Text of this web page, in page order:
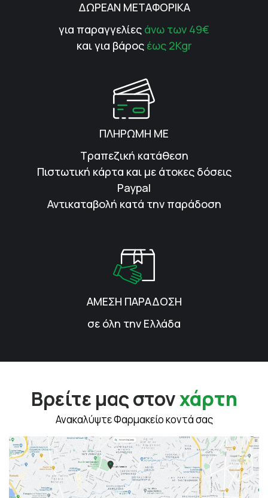
ΔΩΡΕΑΝ ΜΕΤΑΦΟΡΙΚΑ
για παραγγελίες άνω των 49€
και για βάρος έως 2Kgr
ΠΛΗΡΩΜΗ ΜΕ
Τραπεζική κατάθεση
Πιστωτική κάρτα και με άτοκες δόσεις
Paypal
Αντικαταβολή κατά την παράδοση
ΑΜΕΣΗ ΠΑΡΑΔΟΣΗ
σε όλη την Ελλάδα
Βρείτε μας στονχάρτη
Ανακαλύψτε Φαρμακείο κοντά σας